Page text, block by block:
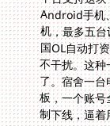
制下线，逼着